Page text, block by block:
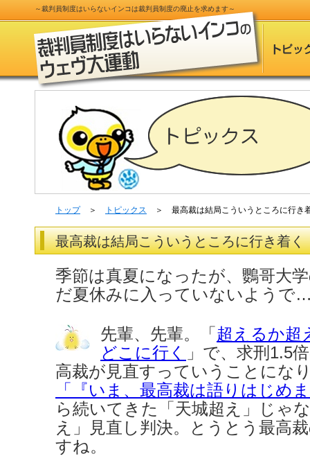
～裁判員制度はいらないインコは裁判員制度の廃止を求めます～
トップ＞ トピックス ＞ 最高裁は結局こういうところに行き
最高裁は結局こういうところに行き着く
季節は真夏になったが、鸚哥大
だ夏休みに入っていないようで
先輩、先輩。「 超えるか
どこに行く
」で、求刑1.5
高裁が見直すっていうことにな
「『いま、最高裁は語りはじめ
ら続いてきた「天城超え」じゃ
え」見直し判決。とうとう最高
すね。